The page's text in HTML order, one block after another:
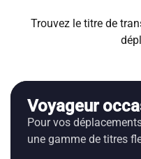
Trouvez le titre de
Voyageur
Pour vos
une gamme de titres